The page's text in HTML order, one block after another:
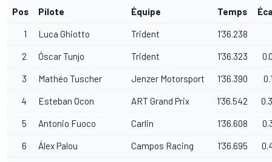
Pos Pilote Équipe Temps
1 Luca Ghiotto Trident 1'36.238
2 Óscar Tunjo Trident 1'36.323
3 Mathéo Tuscher Jenzer Motorsport 1'36.390
4 Esteban Ocon ART Grand Prix 1'36.542
5 Antonio Fuoco Carlin 1'36.608
6 Álex Palou Campos Racing 1'36.695